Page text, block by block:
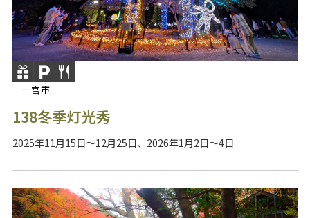
一宫市
138冬季灯光秀
2025年11月15日～12月25日、2026年1月2日～4日